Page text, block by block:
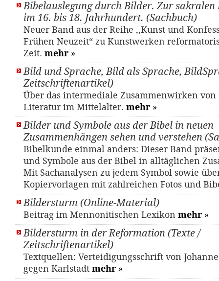
Bibelauslegung durch Bilder. Zur
im 16. bis 18. Jahrhundert. (Sachbuch)
Neuer Band aus der Reihe ,,Kunst und
Frühen Neuzeit“ zu Kunstwerken
Zeit. mehr »
Bild und Sprache, Bild als Sprache,
Zeitschriftenartikel)
Über das intermediale Zusammenwirken von
Literatur im Mittelalter. mehr »
Bilder und Symbole aus der Bibel in neuen
Zusammenhängen sehen und verstehen
Bibelkunde einmal anders: Dieser Band
und Symbole aus der Bibel in alltäglichen
Mit Sachanalysen zu jedem Symbol sowie
Kopiervorlagen mit zahlreichen Fotos und
Bildersturm (Online-Material)
Beitrag im Mennonitischen Lexikon mehr »
Bildersturm in der Reformation (Texte /
Zeitschriftenartikel)
Textquellen: Verteidigungsschrift von
gegen Karlstadt mehr »